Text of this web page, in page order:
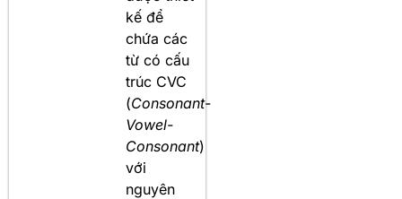
kế để
chứa các
từ có cấu
trúc CVC
(Consonant-
Vowel-
Consonant)
với
nguyên